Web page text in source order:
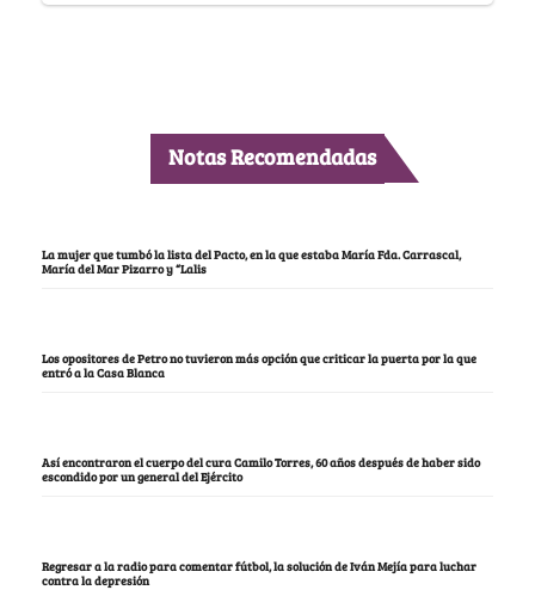
Notas Recomendadas
La mujer que tumbó la lista del Pacto, en la que estaba María Fda. Carrascal,
María del Mar Pizarro y “Lalis
Los opositores de Petro no tuvieron más opción que criticar la puerta por la que
entró a la Casa Blanca
Así encontraron el cuerpo del cura Camilo Torres, 60 años después de haber sido
escondido por un general del Ejército
Regresar a la radio para comentar fútbol, la solución de Iván Mejía para luchar
contra la depresión